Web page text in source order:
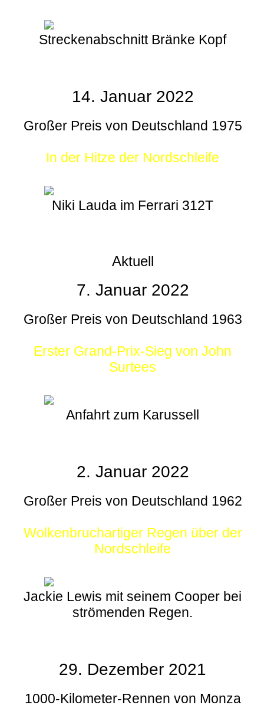
Streckenabschnitt Bränke Kopf
14. Januar 2022
Großer Preis von Deutschland 1975
In der Hitze der Nordschleife
Niki Lauda im Ferrari 312T
Aktuell
7. Januar 2022
Großer Preis von Deutschland 1963
Erster Grand-Prix-Sieg von John
Surtees
Anfahrt zum Karussell
2. Januar 2022
Großer Preis von Deutschland 1962
Wolkenbruchartiger Regen über der
Nordschleife
Jackie Lewis mit seinem Cooper bei
strömenden Regen.
29. Dezember 2021
1000-Kilometer-Rennen von Monza